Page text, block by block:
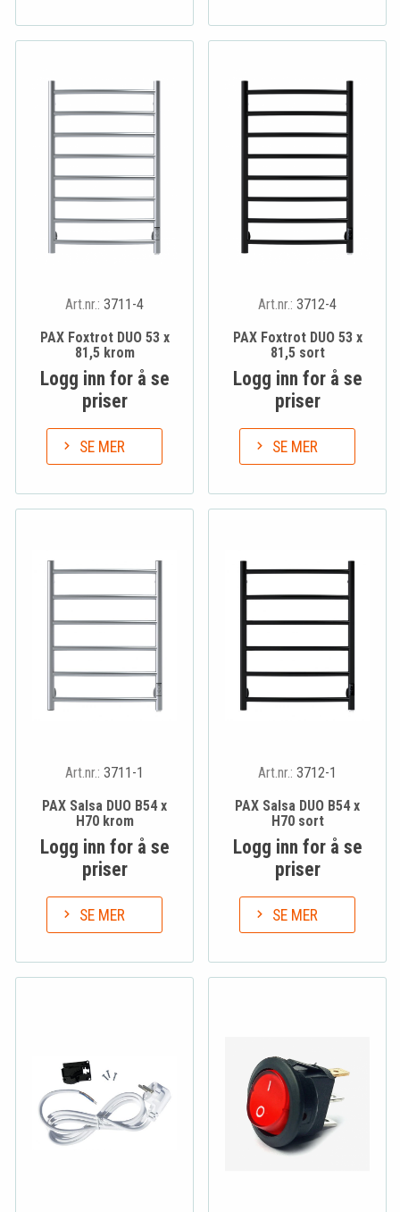
Art.nr.: 3711-4
PAX Foxtrot DUO 53 x
81,5 krom
Logg inn for å se
priser
SE MER
Art.nr.: 3712-4
PAX Foxtrot DUO 53 x
81,5 sort
Logg inn for å se
priser
SE MER
Art.nr.: 3711-1
PAX Salsa DUO B54 x
H70 krom
Logg inn for å se
priser
SE MER
Art.nr.: 3712-1
PAX Salsa DUO B54 x
H70 sort
Logg inn for å se
priser
SE MER